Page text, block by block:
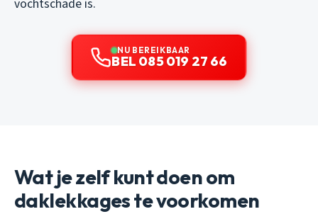
vochtschade is.
NU BEREIKBAAR
BEL 085 019 27 66
Wat je zelf kunt doen om
daklekkages te voorkomen